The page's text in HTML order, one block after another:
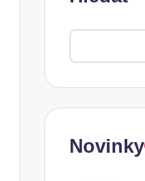
Novinky